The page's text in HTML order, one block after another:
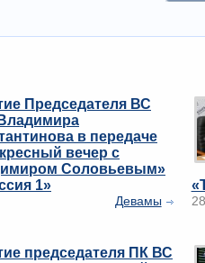
Председателя ВС
в передаче
вечер с
Соловьевым»
1»
Девамы
председателя ПК ВС